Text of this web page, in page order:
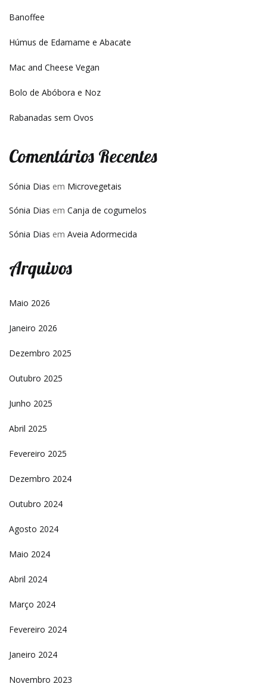
Banoffee
Húmus de Edamame e Abacate
Mac and Cheese Vegan
Bolo de Abóbora e Noz
Rabanadas sem Ovos
Comentários Recentes
Sónia Dias em Microvegetais
Sónia Dias em Canja de cogumelos
Sónia Dias em Aveia Adormecida
Arquivos
Maio 2026
Janeiro 2026
Dezembro 2025
Outubro 2025
Junho 2025
Abril 2025
Fevereiro 2025
Dezembro 2024
Outubro 2024
Agosto 2024
Maio 2024
Abril 2024
Março 2024
Fevereiro 2024
Janeiro 2024
Novembro 2023